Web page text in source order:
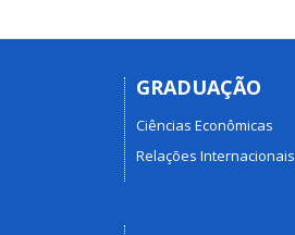
GRADUAÇÃO
Ciências Econômicas
Relações Internacionais